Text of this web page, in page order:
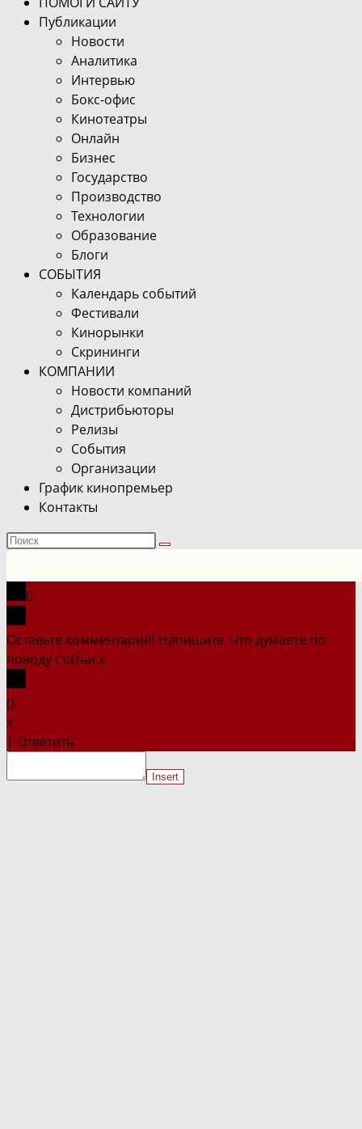
Публикации
Новости
Аналитика
Интервью
Бокс-офис
Кинотеатры
Онлайн
Бизнес
Государство
Производство
Технологии
Образование
Блоги
СОБЫТИЯ
Календарь событий
Фестивали
Кинорынки
Скрининги
КОМПАНИИ
Новости компаний
Дистрибьюторы
Релизы
События
Организации
График кинопремьер
Контакты
Поиск
сайте
0
Оставьте комментарий! Напишите, что думаете по
поводу статьи.x
()
x
| Ответить
Insert